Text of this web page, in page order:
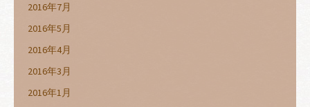
2016年7月
2016年5月
2016年4月
2016年3月
2016年1月